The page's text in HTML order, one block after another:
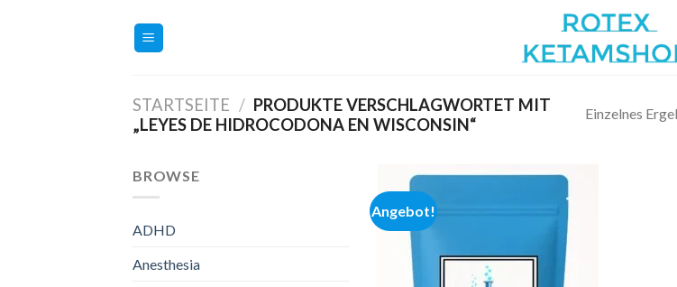
STARTSEITE / PRODUKTE VERSCHLAGWORTET MIT
„LEYES DE HIDROCODONA EN WISCONSIN“
Einzelnes
BROWSE
ADHD
Anesthesia
Angebot!
Add to
wishlist